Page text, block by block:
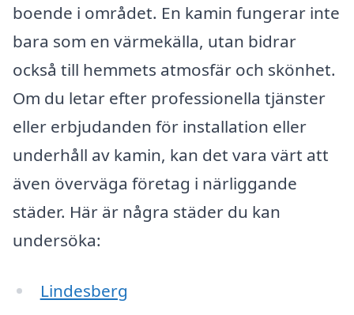
boende i området. En kamin fungerar inte
bara som en värmekälla, utan bidrar
också till hemmets atmosfär och skönhet.
Om du letar efter professionella tjänster
eller erbjudanden för installation eller
underhåll av kamin, kan det vara värt att
även överväga företag i närliggande
städer. Här är några städer du kan
undersöka:
Lindesberg